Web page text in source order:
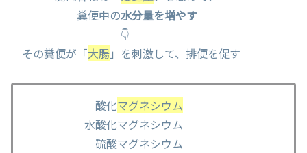
糞便中の水分量を増やす
👇
その糞便が「大腸」を刺激して、排便を促す
酸化マグネシウム
水酸化マグネシウム
硫酸マグネシウム